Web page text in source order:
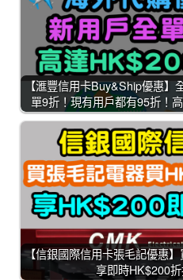
【滙豐信用卡Buy&Ship優惠】
單9折！現有用戶都有95折！
【信銀國際信用卡張毛記優惠
享即時HK$200